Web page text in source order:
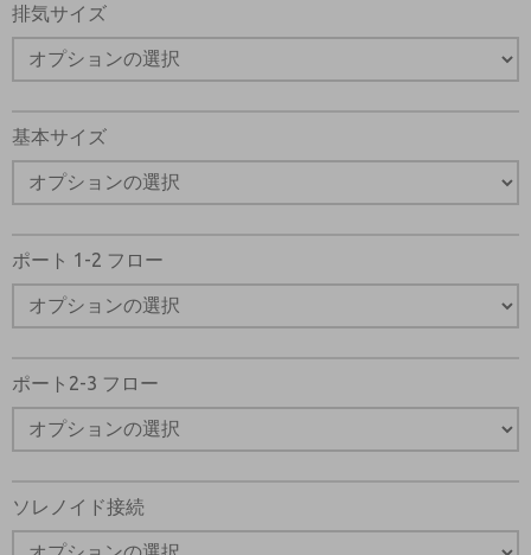
排気サイズ
基本サイズ
ポート 1-2 フロー
ポート2-3 フロー
ソレノイド接続